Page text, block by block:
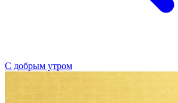
С добрым утром